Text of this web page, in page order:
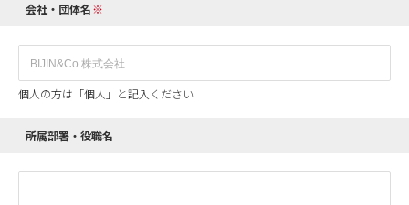
会社・団体名
個人の方は「個人」と記入ください
所属部署・役職名